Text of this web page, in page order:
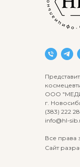
ООО
г.
(383) 222 28
info@hl-
Все
Сайт